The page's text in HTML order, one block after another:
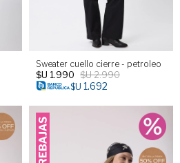
Sweater cuello cierre - petroleo
$U 1.990 $U2.990
$U 1.692